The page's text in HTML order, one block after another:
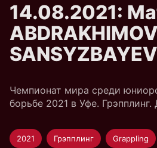
14.08.2021:
Чемпионат мира среди
борьбе 2021 в Уфе. Грэпплинг.
2021 Грэпплинг Grappling